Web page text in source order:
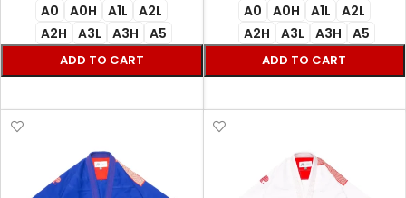
A0
A0H A1L
A2L
A2H
A3L A3H A5
ADD TO CART
A0
A0H A1L
A2L
A2H
A3L A3H A5
ADD TO CART